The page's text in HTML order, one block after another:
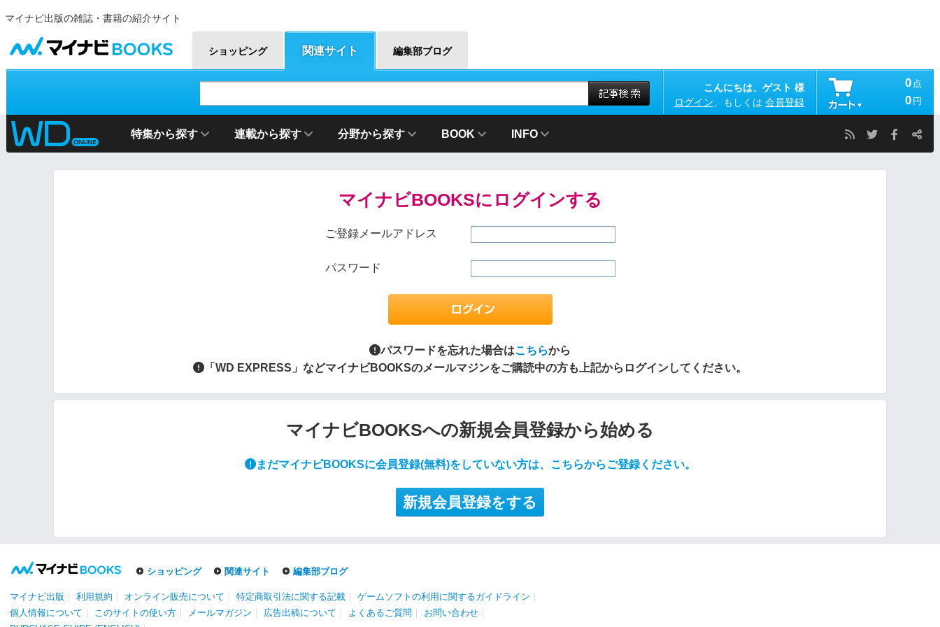
マイナビ出版の雑誌・書籍の紹介サイト
ショッピング 関連サイト 編集部ブログ
こんにちは、ゲスト 様
ログイン 、もしくは 会員登録
0 点
0 円
特集から探す 連載から探す 分野から探す BOOK INFO
マイナビBOOKSにログインする
ご登録メールアドレス
パスワード
パスワードを忘れた場合はこちらから
「WD EXPRESS」などマイナビBOOKSのメールマジンをご購読中の方も上記からログインしてください。
マイナビBOOKSへの新規会員登録から始める
まだマイナビBOOKSに会員登録(無料)をしていない方は、こちらからご登録ください。
新規会員登録をする
ショッピング 関連サイト 編集部ブログ
マイナビ出版 ｜ 利用規約 ｜ オンライン販売について ｜ 特定商取引法に関する記載 ｜ ゲームソフトの利用に関するガイドライン ｜
個人情報について ｜ このサイトの使い方 ｜ メールマガジン ｜ 広告出稿について ｜ よくあるご質問 ｜ お問い合わせ ｜